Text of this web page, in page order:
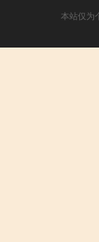
本站仅为